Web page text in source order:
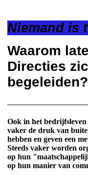
Niemand is
Waarom
Directies
begeleiden?
Ook in het bedrijfsleven
vaker de druk van
hebben en geven een
Steeds vaker worden
op hun
op hun manier van